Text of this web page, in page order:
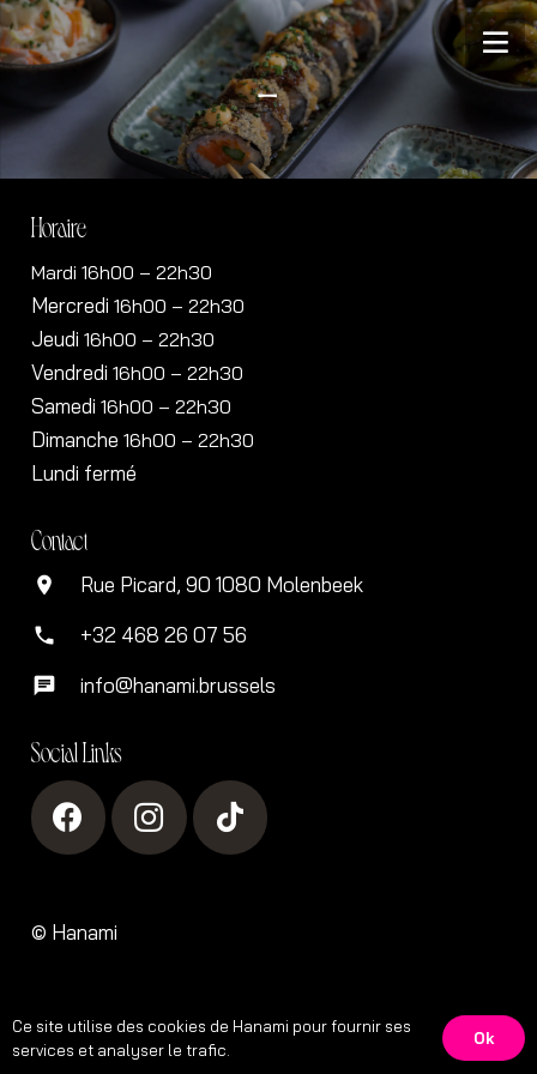
–
Horaire
Mardi 16h00 – 22h30
Mercredi 16h00 – 22h30
Jeudi 16h00 – 22h30
Vendredi 16h00 – 22h30
Samedi 16h00 – 22h30
Dimanche 16h00 – 22h30
Lundi fermé
Contact
location_on Rue Picard, 90 1080 Molenbeek
phone +32 468 26 07 56
chat info@hanami.brussels
Social Links
© Hanami
Ce site utilise des cookies de Hanami pour fournir ses
services et analyser le trafic.
Ok